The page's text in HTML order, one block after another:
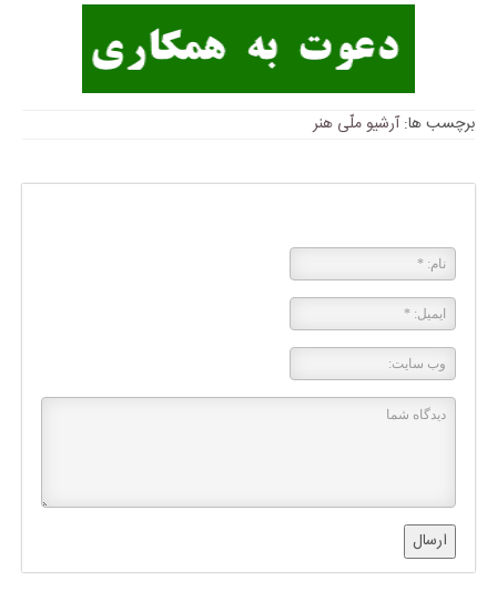
برچسب ها:آرشیو ملّی هنر
ارسال